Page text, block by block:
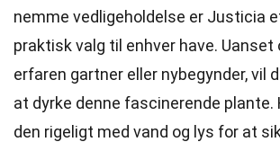
nemme vedligeholdelse er Justicia
praktisk valg til enhver have. Uanset
erfaren gartner eller nybegynder, vil
at dyrke denne fascinerende plante.
den rigeligt med vand og lys for at